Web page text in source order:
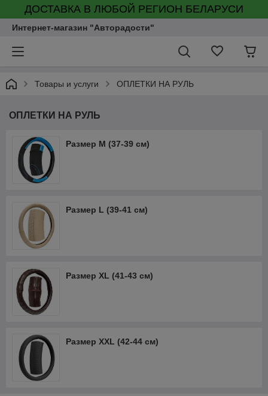
ДОСТАВКА В ЛЮБОЙ РЕГИОН БЕЛАРУСИ
Интернет-магазин "Авторадости"
Товары и услуги ОПЛЕТКИ НА РУЛЬ
ОПЛЕТКИ НА РУЛЬ
Размер М (37-39 см)
Размер L (39-41 см)
Размер XL (41-43 см)
Размер XXL (42-44 см)